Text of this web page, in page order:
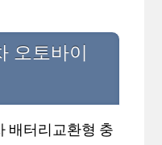
오토바이
배터리교환형 충